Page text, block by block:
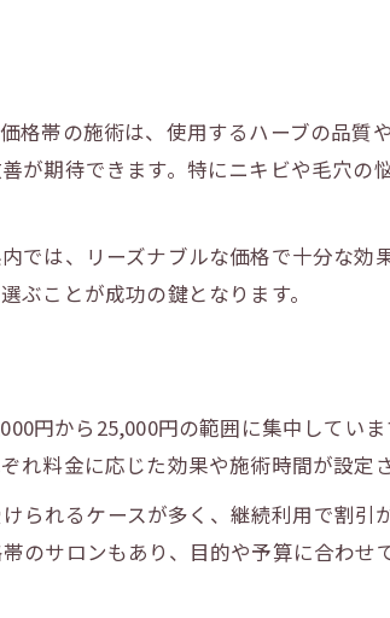
ーブピーリングの力
の実感ポイント解説
ブピーリング施術内容
帯の施術は、使用するハーブの品質
が期待できます。特にニキビや毛穴の
では、リーズナブルな価格で十分な効
ことが成功の鍵となります。
円から25,000円の範囲に集中してい
料金に応じた効果や施術時間が設定さ
れるケースが多く、継続利用で割引
のサロンもあり、目的や予算に合わせ